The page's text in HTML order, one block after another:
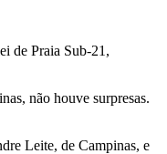
de Praia Sub-21,
não houve surpresas.
Leite, de Campinas, e